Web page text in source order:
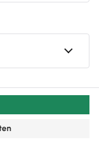
an auf die
Zwar ist
nicht mehr
sich um